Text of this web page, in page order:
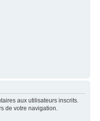
aux utilisateurs inscrits.
de votre navigation.